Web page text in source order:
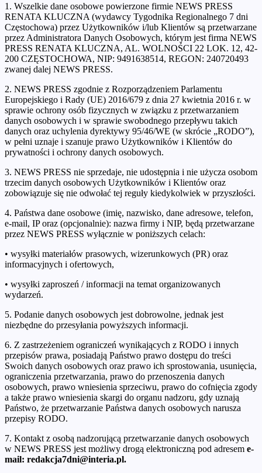
1. Wszelkie dane osobowe powierzone firmie NEWS PRESS
RENATA KLUCZNA (wydawcy Tygodnika Regionalnego 7 dni
Częstochowa) przez Użytkowników i/lub Klientów są przetwarzane
przez Administratora Danych Osobowych, którym jest firma NEWS
PRESS RENATA KLUCZNA, AL. WOLNOŚCI 22 LOK. 12, 42-
200 CZĘSTOCHOWA, NIP: 9491638514, REGON: 240720493
zwanej dalej NEWS PRESS.
2. NEWS PRESS zgodnie z Rozporządzeniem Parlamentu
Europejskiego i Rady (UE) 2016/679 z dnia 27 kwietnia 2016 r. w
sprawie ochrony osób fizycznych w związku z przetwarzaniem
danych osobowych i w sprawie swobodnego przepływu takich
danych oraz uchylenia dyrektywy 95/46/WE (w skrócie „RODO”),
w pełni uznaje i szanuje prawo Użytkowników i Klientów do
prywatności i ochrony danych osobowych.
3. NEWS PRESS nie sprzedaje, nie udostępnia i nie użycza osobom
trzecim danych osobowych Użytkowników i Klientów oraz
zobowiązuje się nie odwołać tej reguły kiedykolwiek w przyszłości.
4. Państwa dane osobowe (imię, nazwisko, dane adresowe, telefon,
e-mail, IP oraz (opcjonalnie): nazwa firmy i NIP, będą przetwarzane
przez NEWS PRESS wyłącznie w poniższych celach:
• wysyłki materiałów prasowych, wizerunkowych (PR) oraz
informacyjnych i ofertowych,
• wysyłki zaproszeń / informacji na temat organizowanych
wydarzeń.
5. Podanie danych osobowych jest dobrowolne, jednak jest
niezbędne do przesyłania powyższych informacji.
6. Z zastrzeżeniem ograniczeń wynikających z RODO i innych
przepisów prawa, posiadają Państwo prawo dostępu do treści
Swoich danych osobowych oraz prawo ich sprostowania, usunięcia,
ograniczenia przetwarzania, prawo do przenoszenia danych
osobowych, prawo wniesienia sprzeciwu, prawo do cofnięcia zgody
a także prawo wniesienia skargi do organu nadzoru, gdy uznają
Państwo, że przetwarzanie Państwa danych osobowych narusza
przepisy RODO.
7. Kontakt z osobą nadzorującą przetwarzanie danych osobowych
w NEWS PRESS jest możliwy drogą elektroniczną pod adresem e-
mail: redakcja7dni@interia.pl.